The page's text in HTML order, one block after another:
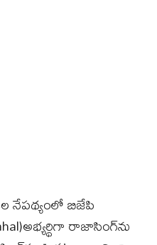
నేపథ్యంలో బిజేపి
రాజాసింగ్‌ను